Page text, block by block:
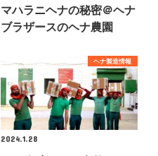
マハラニヘナの秘密＠ヘナ
ブラザースのヘナ農園
ヘナ製造情報
2024.1.28